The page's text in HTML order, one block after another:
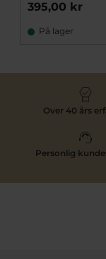
395,00 kr
På lager
Over 40 års
Personlig